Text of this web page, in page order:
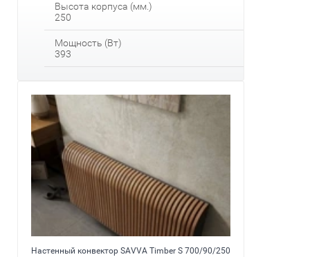
Высота корпуса (мм.)
250
Мощность (Вт)
393
Настенный конвектор SAVVA Timber S 700/90/250